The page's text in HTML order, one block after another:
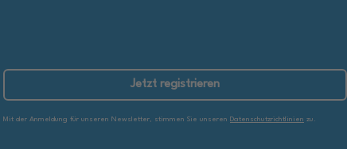
Jetzt registrieren
Mit der Anmeldung für unseren Newsletter, stimmen Sie unseren Datenschutzrichtlinien zu.